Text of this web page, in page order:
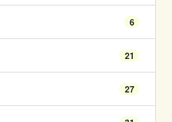
6
21
27